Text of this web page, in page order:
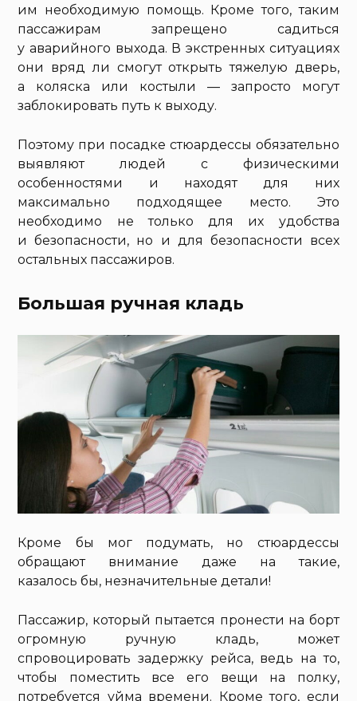
им необходимую помощь. Кроме того, таким
пассажирам запрещено садиться
у аварийного выхода. В экстренных ситуациях
они вряд ли смогут открыть тяжелую дверь,
а коляска или костыли — запросто могут
заблокировать путь к выходу.
Поэтому при посадке стюардессы обязательно
выявляют людей с физическими
особенностями и находят для них
максимально подходящее место. Это
необходимо не только для их удобства
и безопасности, но и для безопасности всех
остальных пассажиров.
Большая ручная кладь
Кроме бы мог подумать, но стюардессы
обращают внимание даже на такие,
казалось бы, незначительные детали!
Пассажир, который пытается пронести на борт
огромную ручную кладь, может
спровоцировать задержку рейса, ведь на то,
чтобы поместить все его вещи на полку,
потребуется уйма времени. Кроме того, если